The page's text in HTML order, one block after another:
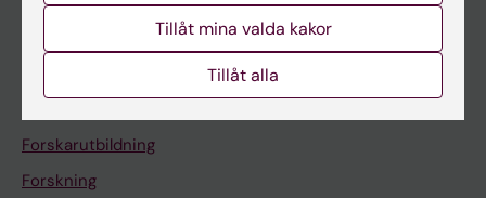
Forskarutbildning
Forskning
Tillåt mina valda kakor
Tillåt alla